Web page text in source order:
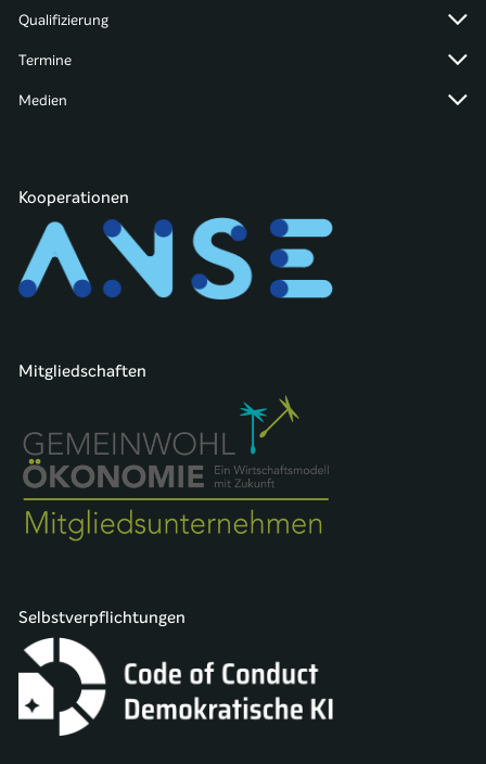
Qualifizierung
Termine
Medien
Kooperationen
Mitgliedschaften
Selbstverpflichtungen